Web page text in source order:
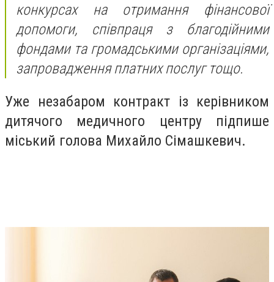
конкурсах на отримання фінансової
допомоги, співпраця з благодійними
фондами та громадськими організаціями,
запровадження платних послуг тощо.
Уже незабаром контракт із керівником
дитячого медичного центру підпише
міський голова Михайло Сімашкевич.